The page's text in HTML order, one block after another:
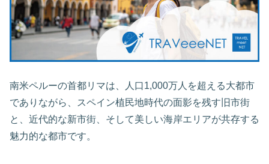
南米ペルーの首都リマは、人口1,000万人を超える大都市
でありながら、スペイン植民地時代の面影を残す旧市街
と、近代的な新市街、そして美しい海岸エリアが共存する
魅力的な都市です。